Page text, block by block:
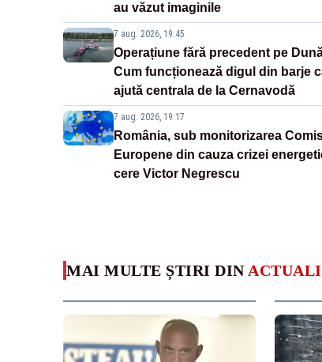
au văzut imaginile
7 aug. 2026, 19:45
Operațiune fără precedent pe
Cum funcționează digul din barje
ajută centrala de la Cernavodă
7 aug. 2026, 19:17
România, sub monitorizarea
Europene din cauza crizei
cere Victor Negrescu
MAI MULTE ȘTIRI DIN